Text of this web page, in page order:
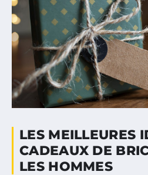
LES MEILLEURES
CADEAUX DE
LES HOMMES